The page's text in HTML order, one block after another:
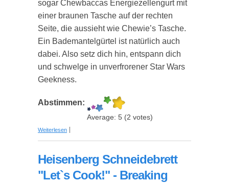
sogar Chewbaccas Energiezellengurt mit
einer braunen Tasche auf der rechten
Seite, die aussieht wie Chewie’s Tasche.
Ein Bademantelgürtel ist natürlich auch
dabei. Also setz dich hin, entspann dich
und schwelge in unverfrorener Star Wars
Geekness.
Abstimmen:
Average: 5 (2 votes)
Weiterlesen über Chewbacca Bademantel - Star Wars
Heisenberg Schneidebrett
"Let`s Cook!" - Breaking